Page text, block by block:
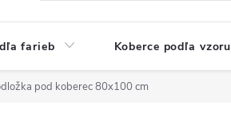
farieb Koberce podľa vzoru
pod koberec 80x100 cm